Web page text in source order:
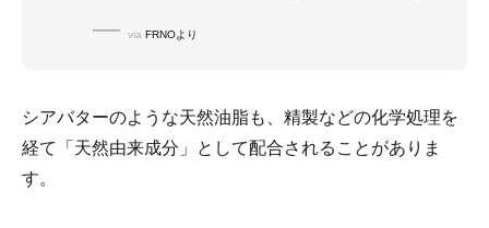
via FRNOより
シアバターのような天然油脂も、精製などの化学処理を
経て「天然由来成分」として配合されることがありま
す。